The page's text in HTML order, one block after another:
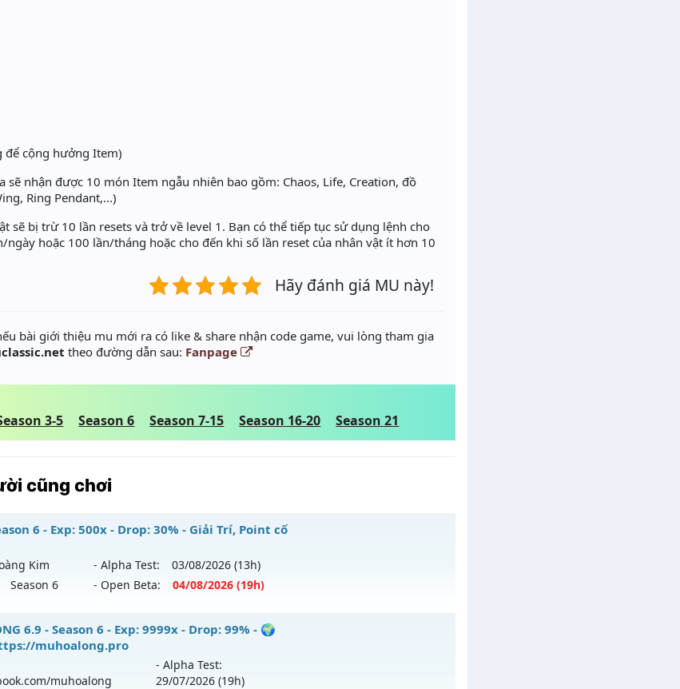
để cộng hưởng Item)
sẽ nhận được 10 món Item ngẫu nhiên bao gồm: Chaos, Life, Creation, đồ
Ring Pendant,...)
sẽ bị trừ 10 lần resets và trở về level 1. Bạn có thể tiếp tục sử dụng lệnh cho
hoặc 100 lần/tháng hoặc cho đến khi số lần reset của nhân vật ít hơn 10
Hãy đánh giá MU này!
bài giới thiệu mu mới ra có like & share nhận code game, vui lòng tham gia
theo đường dẫn sau: Fanpage
3-5 Season 6 Season 7-15 Season 16-20 Season 21
cũng chơi
6 - Exp: 500x - Drop: 30% - Giải Trí, Point cố
Kim - Alpha Test: 03/08/2026 (13h)
Season 6 - Open Beta: 04/08/2026 (19h)
Giải Trí, Point cố định 55k
ra tháng 08 2026 - Mở máy chủ
Hoàng Kim
6.9 - Season 6 - Exp: 9999x - Drop: 99% - 🌍
muhoalong.pro
muhoalong
- Alpha Test:
29/07/2026 (19h)